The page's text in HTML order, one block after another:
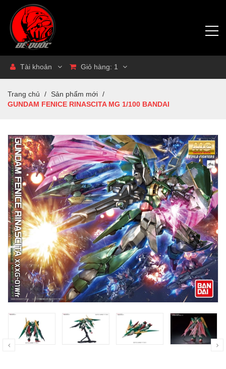
Tài khoản Giỏ hàng: 1
Trang chủ / Sản phẩm mới /
GUNDAM FENICE RINASCITA MG 1/100 BANDAI